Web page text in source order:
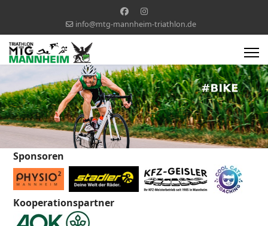
info@mtg-mannheim-triathlon.de
Sponsoren
Kooperationspartner